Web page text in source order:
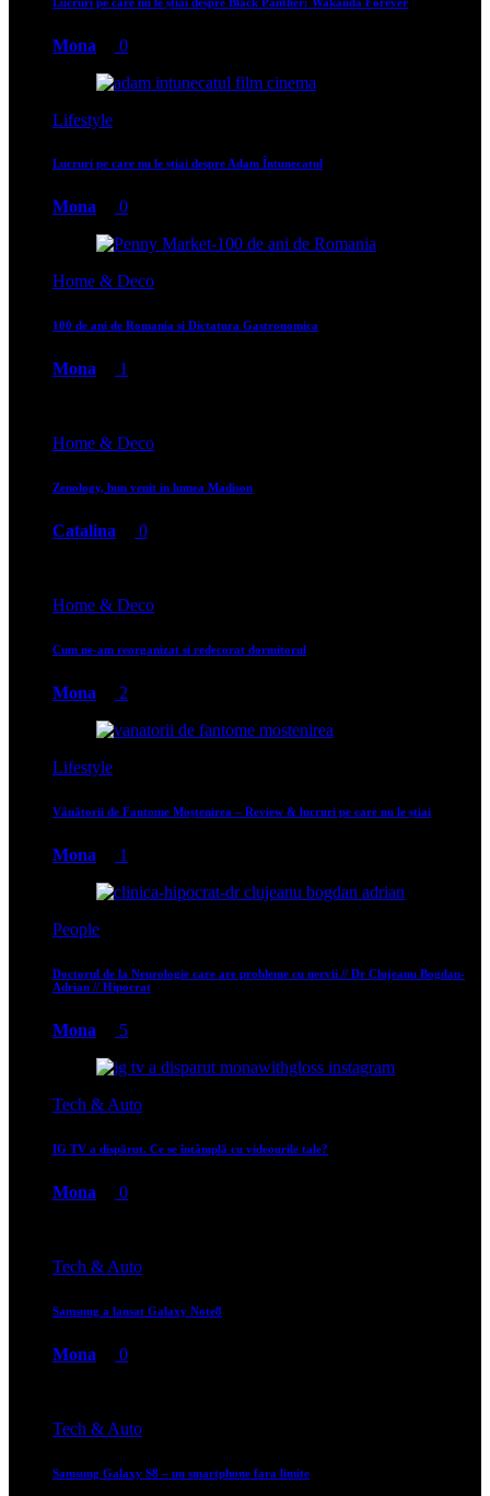
Mona 0
Lifestyle
Lucruri pe care nu le știai despre Adam Întunecatul
Mona 0
Home & Deco
100 de ani de Romania si Dictatura Gastronomica
Mona 1
Home & Deco
Zenology, bun venit in lumea Madison
Catalina 0
Home & Deco
Cum ne-am reorganizat si redecorat dormitorul
Mona 2
Lifestyle
Vânătorii de Fantome Moștenirea – Review & lucruri pe care nu le știai
Mona 1
People
Doctorul de la Neurologie care are probleme cu nervii // Dr Clujeanu Bogdan-
Adrian // Hipocrat
Mona 5
Tech & Auto
IG TV a dispărut. Ce se întâmplă cu videourile tale?
Mona 0
Tech & Auto
Samsung a lansat Galaxy Note8
Mona 0
Tech & Auto
Samsung Galaxy S8 – un smartphone fara limite